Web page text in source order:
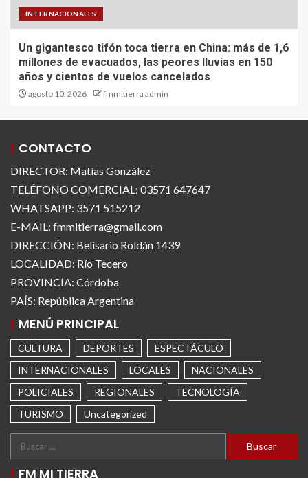
INTERNACIONALES
Un gigantesco tifón toca tierra en China: más de 1,6
millones de evacuados, las peores lluvias en 150
años y cientos de vuelos cancelados
agosto 10, 2026 fmmitierra admin
CONTACTO
DIRECTOR: Matías González
TELÉFONO COMERCIAL: 03571 647647
WHATSAPP: 3571 515212
E-MAIL: fmmitierra@gmail.com
DIRECCIÓN: Belisario Roldán 1439
LOCALIDAD: Río Tecero
PROVINCIA: Córdoba
PAÍS: República Argentina
MENÚ PRINCIPAL
CULTURA DEPORTES
ESPECTÁCULO
INTERNACIONALES
LOCALES
NACIONALES
POLICIALES
REGIONALES
TECNOLOGÍA
TURISMO
Uncategorized
FM MI TIERRA